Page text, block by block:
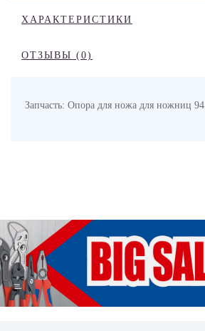
ХАРАКТЕРИСТИКИ
ОТЗЫВЫ (0)
Запчасть: Опора для ножа для ножниц